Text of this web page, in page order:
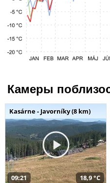
Камеры
Kasárne - Javorníky (8 km)
09:21 18,9 °C